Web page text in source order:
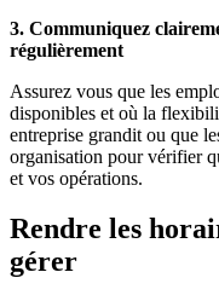
3. Communiquez
régulièrement
Assurez vous que les
disponibles et où la
entreprise grandit ou que
organisation pour vérifier
et vos opérations.
Rendre les
gérer